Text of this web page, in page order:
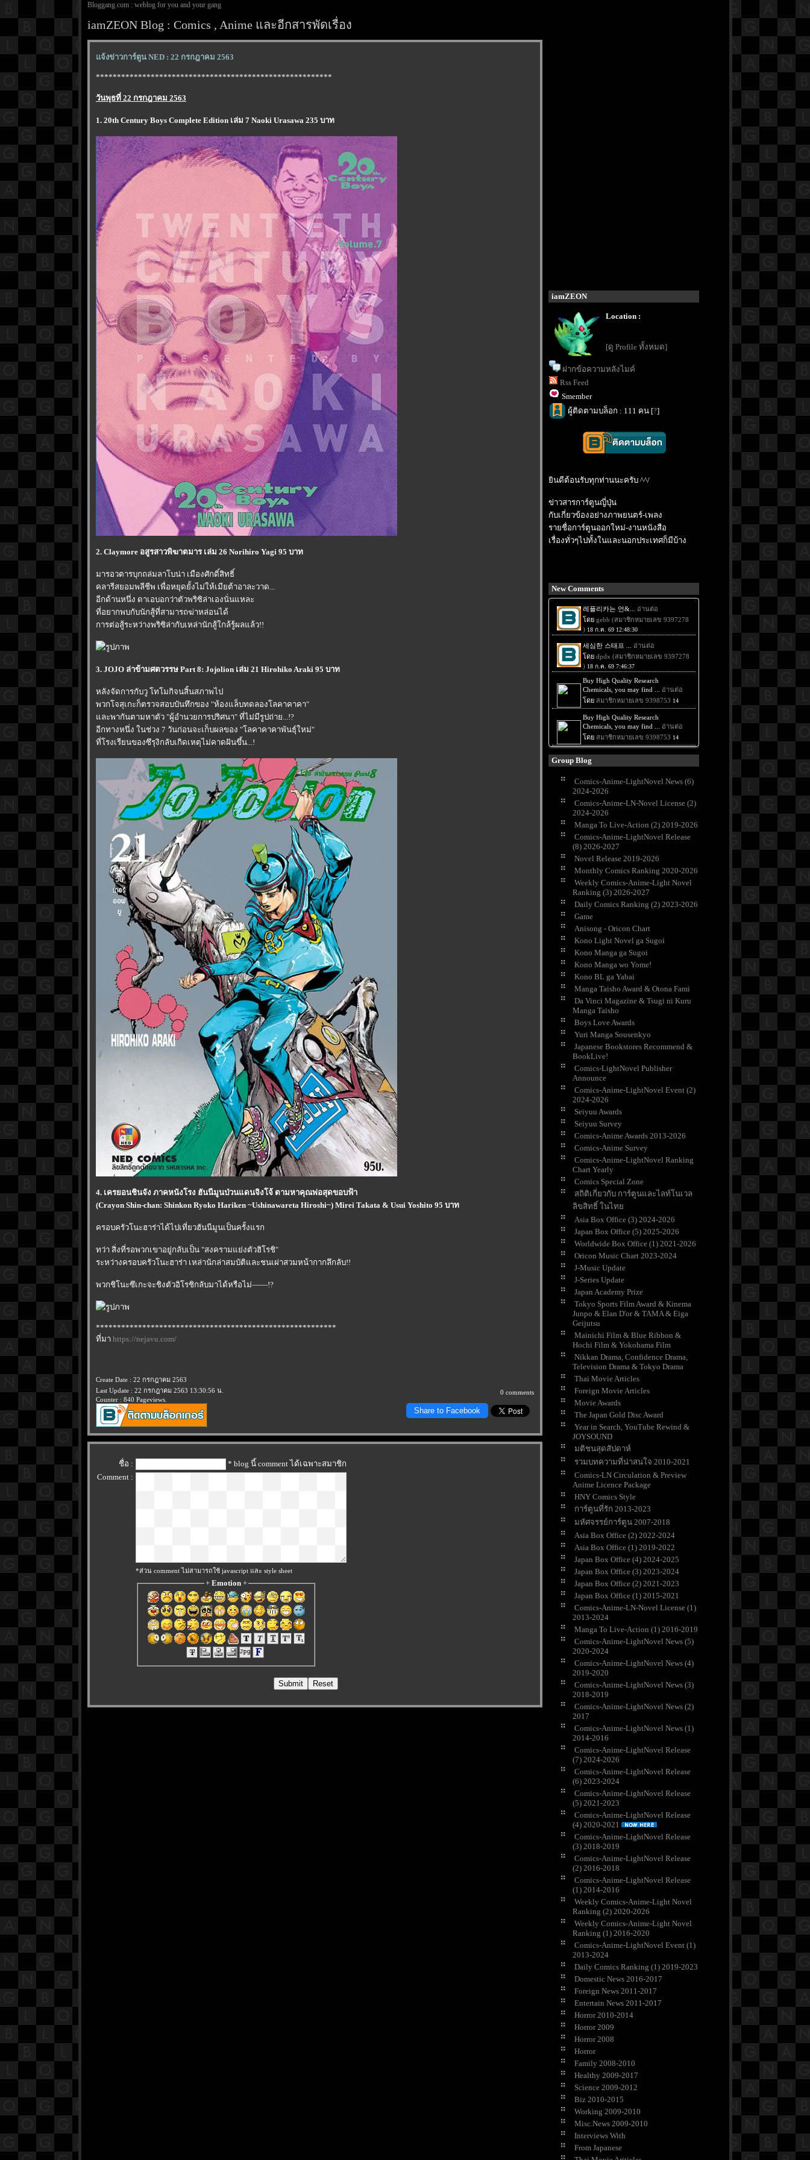
Bloggang.com : weblog for you and your gang
iamZEON Blog : Comics , Anime และอีกสารพัดเรื่อง
จ้งข่าวการ์ตูน NED : 22 กรกฎาคม 2563
********************************************************
วันพุธที่ 22 กรกฎาคม 2563
1. 20th Century Boys Complete Edition เล่ม 7 Naoki Urasawa 235 บาท
2. Claymore อสูรสาวพิฆาตมาร เล่ม 26 Norihiro Yagi 95 บาท
มารอวตารบุกถล่มลาโบน่า เมืองศักดิ์สิทธิ์
คลารีสยอมพลีชีพ เพื่อหยุดยั้งไม่ให้เมียต้าอาละวาด...
อีกด้านหนึ่ง ดาเอบอกว่าตัวพริซิล่าเองนั่นแหละ
ที่อยากพบกับนักสู้ที่สามารถฆ่าหล่อนได้
การต่อสู้ระหว่างพริซิล่ากับเหล่านักสู้ใกล้รู้ผลแล้ว!!
3. JOJO ล่าข้ามศตวรรษ Part 8: Jojolion เล่ม 21 Hirohiko Araki 95 บาท
หลังจัดการกับวู โทโมกิจนสิ้นสภาพไป
พวกโจสุเกะก็ตรวจสอบบันทึกของ "ห้องแล็บทดลองโลคาคาคา"
ละพากันตามหาตัว "ผู้อำนวยการปริศนา" ที่ไม่มีรูปถ่าย...!?
อีกทางหนึ่ง ในช่วง 7 วันก่อนจะเก็บผลของ "โลคาคาคาพันธุ์ใหม่"
ที่โรงเรียนของซึรุงิกลับเกิดเหตุไม่คาดฝันขึ้น...!
4. เครยอนชินจัง ภาคหนังโรง ฮันนีมูนป่วนแดนจิงโจ้ ตามหาคุณพ่อสุดขอบฟ้า
(Crayon Shin-chan: Shinkon Ryoko Hariken ~Ushinawareta Hiroshi~) Mirei Takata & Usui Yoshito 95 บาท
ครอบครัวโนะฮาร่าได้ไปเที่ยวฮันนีมูนเป็นครั้งแรก
ทว่า สิ่งที่รอพวกเขาอยู่กลับเป็น "สงครามแย่งตัวฮิโรชิ"
ระหว่างครอบครัวโนะฮาร่า เหล่านักล่าสมบัติและชนเผ่าสวมหน้ากากลึกลับ!!
พวกชิโนะซึเกะจะชิงตัวอิโรชิกลับมาได้หรือไม่——!?
*********************************************************
ที่มา https://nejavu.com/
Create Date : 22 กรกฎาคม 2563
Last Update : 22 กรกฎาคม 2563 13:30:56 น.
Counter : 840 Pageviews.
0 comments
Share to Facebook
ชื่อ :
* blog นี้ comment ได้เฉพาะสมาชิก
Comment :
*ส่วน comment ไม่สามารถใช้ javascript และ style sheet
+ Emotion+
iamZEON
Location :
[ดู Profile ทั้งหมด]
ฝากข้อความหลังไมค์
Rss Feed
Smember
ผู้ติดตามบล็อก : 111 คน [?]
ินดีต้อนรับทุกท่านนะครับ ^^/
ข่าวสารการ์ตูนญี่ปุ่น
กับเกี่ยวข้องอย่างภาพยนตร์-เพลง
รายชื่อการ์ตูนออกใหม่-งานหนังสือ
เรื่องทั่วๆไปทั้งในและนอกประเทศก็มีบ้าง
New Comments
Group Blog
Comics-Anime-LightNovel News (6)
2024-2026
Comics-Anime-LN-Novel License (2)
2024-2026
Manga To Live-Action (2) 2019-2026
Comics-Anime-LightNovel Release
(8) 2026-2027
Novel Release 2019-2026
Monthly Comics Ranking 2020-2026
Weekly Comics-Anime-Light Novel
Ranking (3) 2026-2027
Daily Comics Ranking (2) 2023-2026
Game
Anisong - Oricon Chart
Kono Light Novel ga Sugoi
Kono Manga ga Sugoi
Kono Manga wo Yome!
Kono BL ga Yabai
Manga Taisho Award & Otona Fami
Da Vinci Magazine & Tsugi ni Kuru
Manga Taisho
Boys Love Awards
Yuri Manga Sousenkyo
Japanese Bookstores Recommend &
BookLive!
Comics-LightNovel Publisher
Announce
Comics-Anime-LightNovel Event (2)
2024-2026
Seiyuu Awards
Seiyuu Survey
Comics-Anime Awards 2013-2026
Comics-Anime Survey
Comics-Anime-LightNovel Ranking
Chart Yearly
Comics Special Zone
สถิติเกี่ยวกับ การ์ตูนและไลท์โนเวล
ลิขสิทธิ์ ในไท
Asia Box Office (3) 2024-2026
Japan Box Office (5) 2025-2026
Worldwide Box Office (1) 2021-2026
Oricon Music Chart 2023-2024
J-Music Update
J-Series Update
Japan Academy Prize
Tokyo Sports Film Award & Kinema
Junpo & Elan D'or & TAMA & Eiga
Geijutsu
Mainichi Film & Blue Ribbon &
Hochi Film & Yokohama Film
Nikkan Drama, Confidence Drama,
Television Drama & Tokyo Drama
Thai Movie Articles
Foreign Movie Articles
Movie Awards
The Japan Gold Disc Award
Year in Search, YouTube Rewind &
JOYSOUND
มติชนสุดสัปดาห์
รวมบทความที่น่าสนใจ 2010-2021
Comics-LN Circulation & Preview
Anime Licence Package
HNY Comics Style
การ์ตูนที่รัก 2013-2023
มหัศจรรย์การ์ตูน 2007-2018
Asia Box Office (2) 2022-2024
Asia Box Office (1) 2019-2022
Japan Box Office (4) 2024-2025
Japan Box Office (3) 2023-2024
Japan Box Office (2) 2021-2023
Japan Box Office (1) 2015-2021
Comics-Anime-LN-Novel License (1)
2013-2024
Manga To Live-Action (1) 2016-2019
Comics-Anime-LightNovel News (5)
2020-2024
Comics-Anime-LightNovel News (4)
2019-2020
Comics-Anime-LightNovel News (3)
2018-2019
Comics-Anime-LightNovel News (2)
2017
Comics-Anime-LightNovel News (1)
2014-2016
Comics-Anime-LightNovel Release
(7) 2024-2026
Comics-Anime-LightNovel Release
(6) 2023-2024
Comics-Anime-LightNovel Release
(5) 2021-2023
Comics-Anime-LightNovel Release
(4) 2020-2021
Comics-Anime-LightNovel Release
(3) 2018-2019
Comics-Anime-LightNovel Release
(2) 2016-2018
Comics-Anime-LightNovel Release
(1) 2014-2016
Weekly Comics-Anime-Light Novel
Ranking (2) 2020-2026
Weekly Comics-Anime-Light Novel
Ranking (1) 2016-2020
Comics-Anime-LightNovel Event (1)
2013-2024
Daily Comics Ranking (1) 2019-2023
Domestic News 2016-2017
Foreign News 2011-2017
Entertain News 2011-2017
Horror 2010-2014
Horror 2009
Horror 2008
Horror
Family 2008-2010
Healthy 2009-2017
Science 2009-2012
Biz 2010-2015
Working 2009-2010
Misc.News 2009-2010
Interviews With
From Japanese